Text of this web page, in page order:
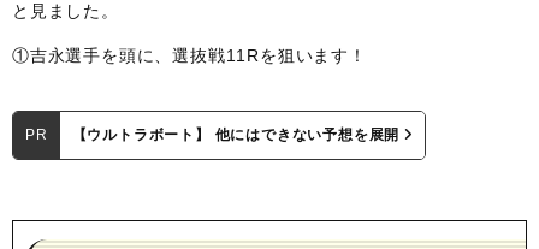
と見ました。
①吉永選手を頭に、選抜戦11Rを狙います！
PR 【ウルトラボート】 他にはできない予想を展開